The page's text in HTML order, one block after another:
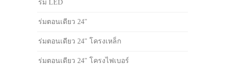
ร่ม LED
ร่มตอนเดียว 24"
ร่มตอนเดียว 24" โครงเหล็ก
ร่มตอนเดียว 24" โครงไฟเบอร์